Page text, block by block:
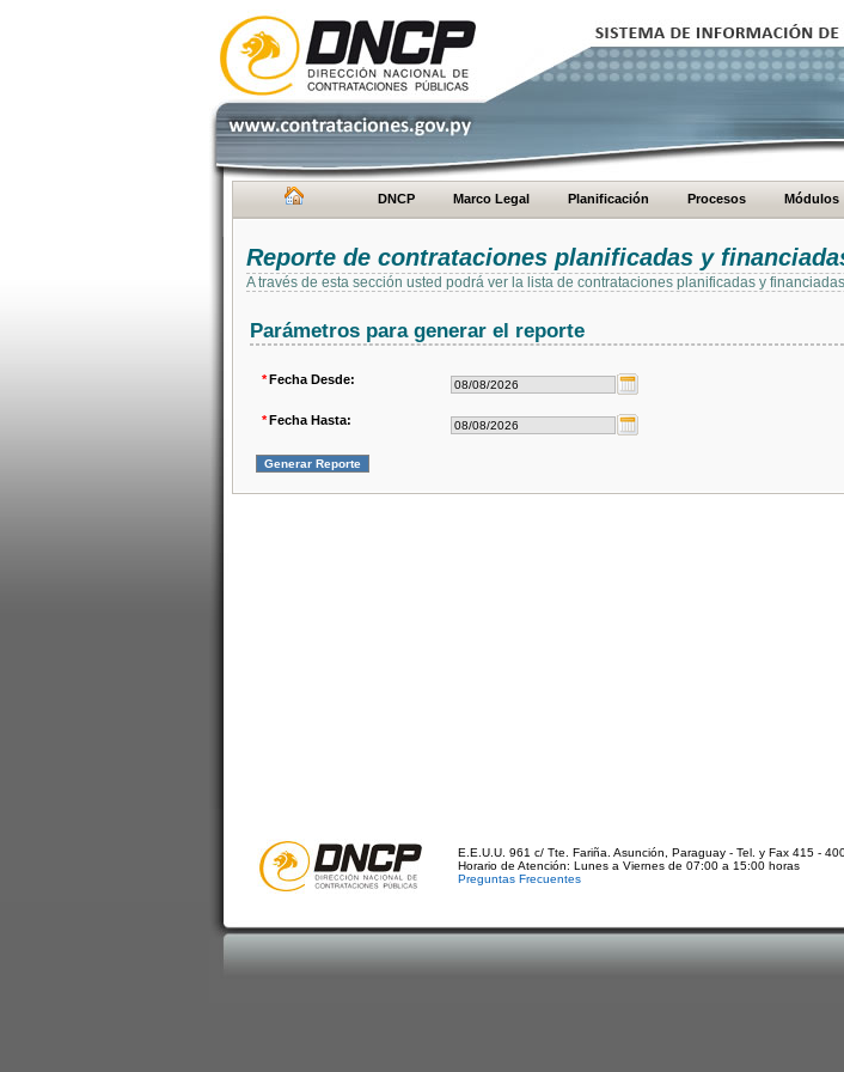
DNCP Marco Legal Planificación Procesos Módulos
Reporte de contrataciones planificadas y
A través de esta sección usted podrá ver la lista de contrataciones planificadas y
Parámetros para generar el reporte
*Fecha Desde:
*Fecha Hasta:
E.E.U.U. 961 c/ Tte. Fariña. Asunción, Paraguay - Tel. y Fax 415 -
Horario de Atención: Lunes a Viernes de 07:00 a 15:00 horas
Preguntas Frecuentes